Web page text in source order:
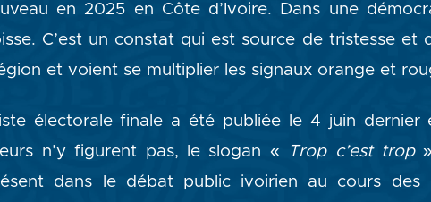
en 2025 en Côte d’Ivoire. Dans une
C’est un constat qui est source de tristesse
et voient se multiplier les signaux orange et
électorale finale a été publiée le 4 juin dernier
n’y figurent pas, le slogan «
Trop c’est trop»
dans le débat public ivoirien au cours des